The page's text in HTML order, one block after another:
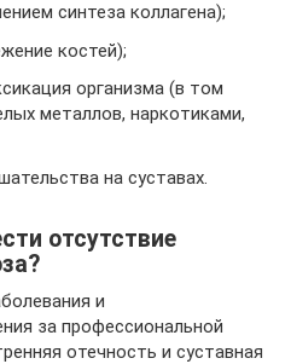
синтеза коллагена);
костей);
организма (в том
металлов, наркотиками,
на суставах.
отсутствие
и
за профессиональной
отечность и суставная